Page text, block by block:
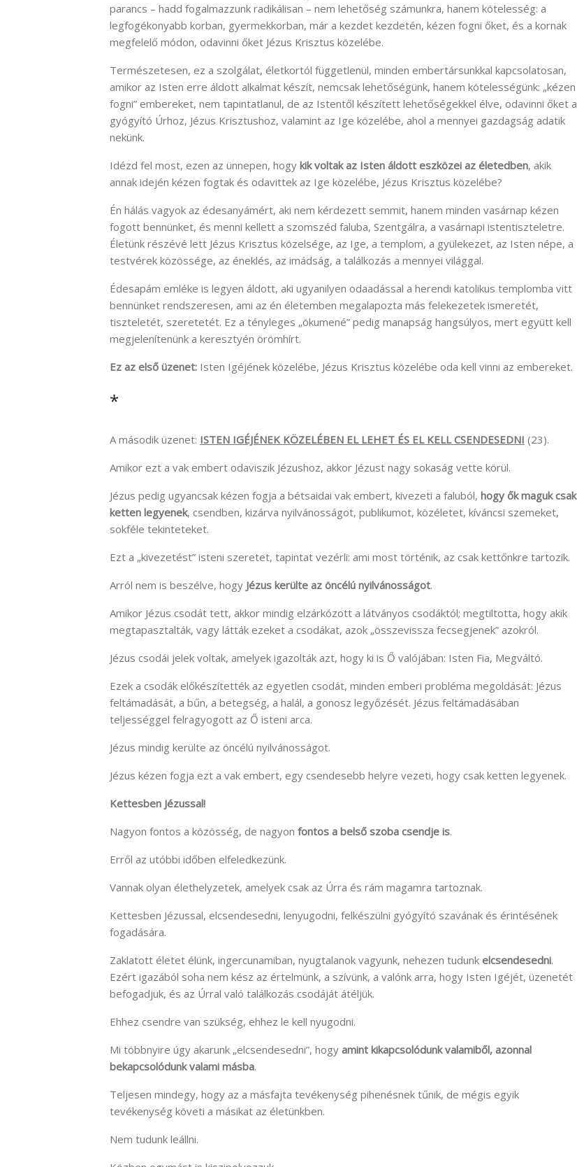
parancs – hadd fogalmazzunk radikálisan – nem lehetőség számunkra, hanem kötelesség: a
legfogékonyabb korban, gyermekkorban, már a kezdet kezdetén, kézen fogni őket, és a kornak
megfelelő módon, odavinni őket Jézus Krisztus közelébe.
Természetesen, ez a szolgálat, életkortól függetlenül, minden embertársunkkal kapcsolatosan,
amikor az Isten erre áldott alkalmat készít, nemcsak lehetőségünk, hanem kötelességünk: „kézen
fogni” embereket, nem tapintatlanul, de az Istentől készített lehetőségekkel élve, odavinni őket a
gyógyító Úrhoz, Jézus Krisztushoz, valamint az Ige közelébe, ahol a mennyei gazdagság adatik
nekünk.
Idézd fel most, ezen az ünnepen, hogy kik voltak az Isten áldott eszközei az életedben, akik
annak idején kézen fogtak és odavittek az Ige közelébe, Jézus Krisztus közelébe?
Én hálás vagyok az édesanyámért, aki nem kérdezett semmit, hanem minden vasárnap kézen
fogott bennünket, és menni kellett a szomszéd faluba, Szentgálra, a vasárnapi istentiszteletre.
Életünk részévé lett Jézus Krisztus közelsége, az Ige, a templom, a gyülekezet, az Isten népe, a
testvérek közössége, az éneklés, az imádság, a találkozás a mennyei világgal.
Édesapám emléke is legyen áldott, aki ugyanilyen odaadással a herendi katolikus templomba vitt
bennünket rendszeresen, ami az én életemben megalapozta más felekezetek ismeretét,
tiszteletét, szeretetét. Ez a tényleges „ökumené” pedig manapság hangsúlyos, mert együtt kell
megjelenítenünk a keresztyén örömhírt.
Ez az első üzenet: Isten Igéjének közelébe, Jézus Krisztus közelébe oda kell vinni az embereket.
*
A második üzenet: ISTEN IGÉJÉNEK KÖZELÉBEN EL LEHET ÉS EL KELL CSENDESEDNI (23).
Amikor ezt a vak embert odaviszik Jézushoz, akkor Jézust nagy sokaság vette körül.
Jézus pedig ugyancsak kézen fogja a bétsaidai vak embert, kivezeti a faluból, hogy ők maguk csak
ketten legyenek, csendben, kizárva nyilvánosságot, publikumot, közéletet, kíváncsi szemeket,
sokféle tekinteteket.
Ezt a „kivezetést” isteni szeretet, tapintat vezérli: ami most történik, az csak kettőnkre tartozik.
Arról nem is beszélve, hogy Jézus kerülte az öncélú nyilvánosságot.
Amikor Jézus csodát tett, akkor mindig elzárkózott a látványos csodáktól; megtiltotta, hogy akik
megtapasztalták, vagy látták ezeket a csodákat, azok „összevissza fecsegjenek” azokról.
Jézus csodái jelek voltak, amelyek igazolták azt, hogy ki is Ő valójában: Isten Fia, Megváltó.
Ezek a csodák előkészítették az egyetlen csodát, minden emberi probléma megoldását: Jézus
feltámadását, a bűn, a betegség, a halál, a gonosz legyőzését. Jézus feltámadásában
teljességgel felragyogott az Ő isteni arca.
Jézus mindig kerülte az öncélú nyilvánosságot.
Jézus kézen fogja ezt a vak embert, egy csendesebb helyre vezeti, hogy csak ketten legyenek.
Kettesben Jézussal!
Nagyon fontos a közösség, de nagyon fontos a belső szoba csendje is.
Erről az utóbbi időben elfeledkezünk.
Vannak olyan élethelyzetek, amelyek csak az Úrra és rám magamra tartoznak.
Kettesben Jézussal, elcsendesedni, lenyugodni, felkészülni gyógyító szavának és érintésének
fogadására.
Zaklatott életet élünk, ingercunamiban, nyugtalanok vagyunk, nehezen tudunk elcsendesedni.
Ezért igazából soha nem kész az értelmünk, a szívünk, a valónk arra, hogy Isten Igéjét, üzenetét
befogadjuk, és az Úrral való találkozás csodáját átéljük.
Ehhez csendre van szükség, ehhez le kell nyugodni.
Mi többnyire úgy akarunk „elcsendesedni”, hogy amint kikapcsolódunk valamiből, azonnal
bekapcsolódunk valami másba.
Teljesen mindegy, hogy az a másfajta tevékenység pihenésnek tűnik, de mégis egyik
tevékenység követi a másikat az életünkben.
Nem tudunk leállni.